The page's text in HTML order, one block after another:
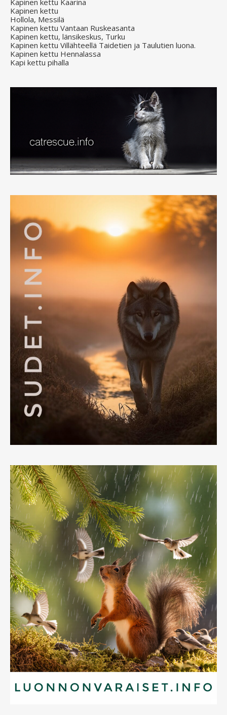
Kapinen kettu Kaarina
Kapinen kettu
Hollola, Messilä
Kapinen kettu Vantaan Ruskeasanta
Kapinen kettu, länsikeskus, Turku
Kapinen kettu Villähteellä Taidetien ja Taulutien luona.
Kapinen kettu Hennalassa
Kapi kettu pihalla